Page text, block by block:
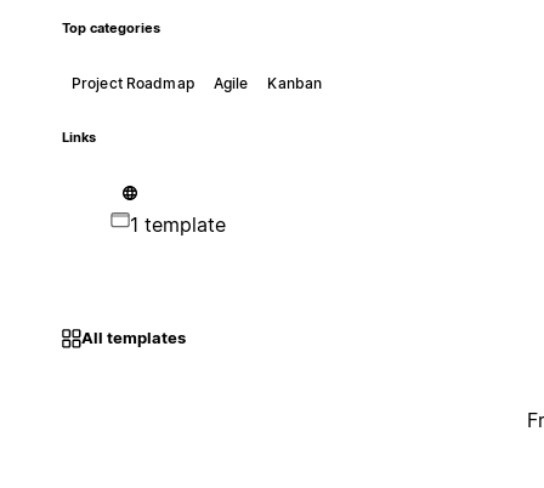
Top categories
Project Roadmap Agile Kanban
Links
1 template
All templates